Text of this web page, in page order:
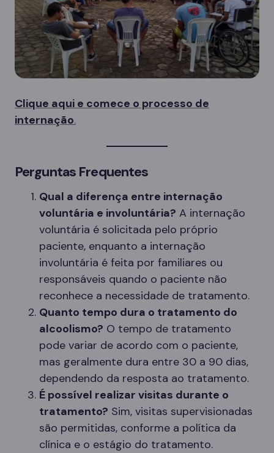
Clique aqui e comece o processo de
internação.
Perguntas Frequentes
Qual a diferença entre internação
voluntária e involuntária? A internação
voluntária é solicitada pelo próprio
paciente, enquanto a internação
involuntária é feita por familiares ou
responsáveis quando o paciente não
reconhece a necessidade de tratamento.
Quanto tempo dura o tratamento do
alcoolismo? O tempo de tratamento
pode variar de acordo com o paciente,
mas geralmente dura entre 30 a 90 dias,
dependendo da resposta ao tratamento.
É possível realizar visitas durante o
tratamento? Sim, visitas supervisionadas
são permitidas, conforme a política da
clínica e o estágio do tratamento.